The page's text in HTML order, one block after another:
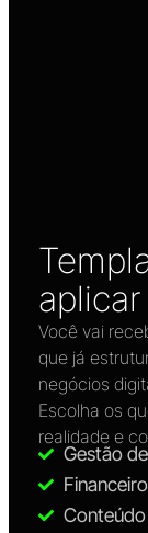
Você vai
que já
negócios
Escolha os
realidade e
Gestão